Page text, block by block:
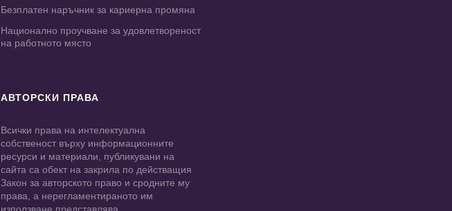
Безплатен наръчник за кариерна промяна
Национално проучване за удовлетвореност
на работното място
АВТОРСКИ ПРАВА
Всички права на интелектуална
собственост върху информационните
ресурси и материали, публикувани на
сайта са обект на закрила по действащия
Закон за авторското право и сродните му
права, а нерегламентираното им